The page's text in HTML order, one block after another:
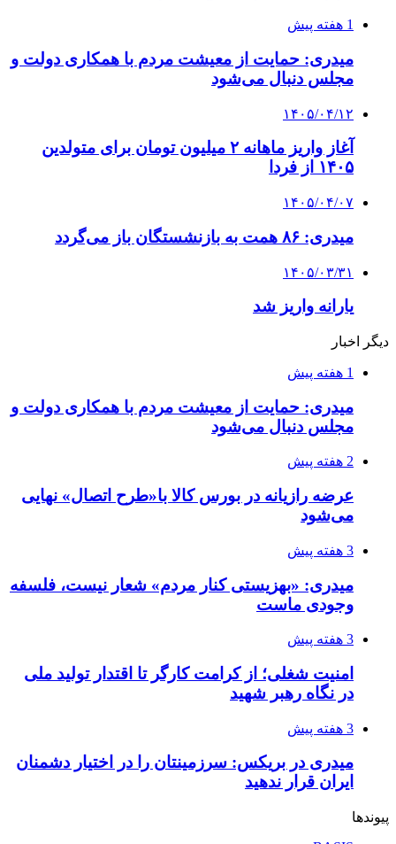
1 هفته پیش
میدری: حمایت از معیشت مردم با همکاری دولت و
مجلس دنبال می‌شود
۱۴۰۵/۰۴/۱۲
آغاز واریز ماهانه ۲ میلیون تومان برای متولدین
۱۴۰۵ از فردا
۱۴۰۵/۰۴/۰۷
میدری: ۸۶ همت به بازنشستگان باز می‌گردد
۱۴۰۵/۰۳/۳۱
یارانه واریز شد
دیگر اخبار
1 هفته پیش
میدری: حمایت از معیشت مردم با همکاری دولت و
مجلس دنبال می‌شود
2 هفته پیش
عرضه رازیانه در بورس کالا با«طرح اتصال» نهایی
می‌شود
3 هفته پیش
میدری: «بهزیستی کنار مردم» شعار نیست، فلسفه
وجودی ماست
3 هفته پیش
امنیت شغلی؛ از کرامت کارگر تا اقتدار تولید ملی
در نگاه رهبر شهید
3 هفته پیش
میدری در بریکس: سرزمینتان را در اختیار دشمنان
ایران قرار ندهید
پیوندها